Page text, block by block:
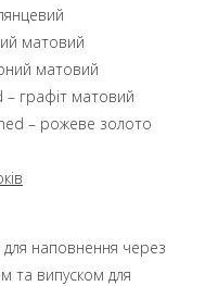
матовий
матовий
– графіт матовий
– рожеве золото
наповнення через
та випуском для